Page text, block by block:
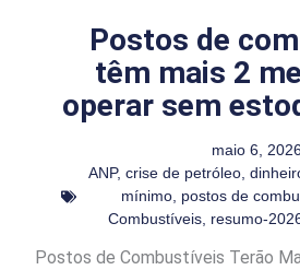
Postos de
têm mais 2
operar sem
maio 6,
ANP, crise de petróleo,
mínimo, postos de
Combustíveis, resumo-
Postos de Combustíveis Terão